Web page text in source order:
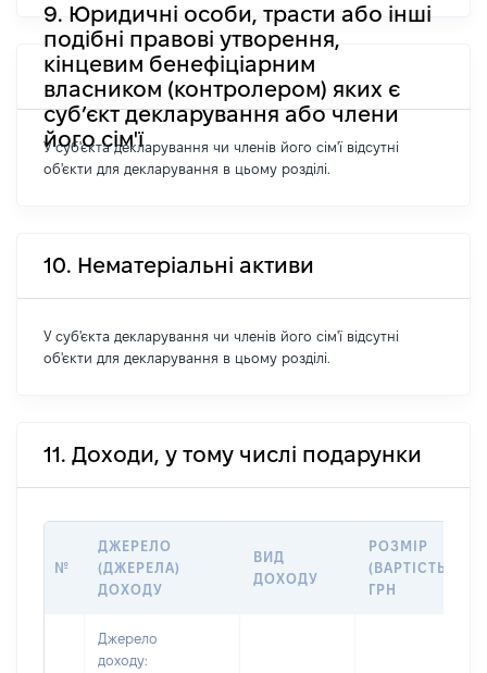
9. Юридичні особи, трасти або інші
подібні правові утворення,
кінцевим бенефіціарним
власником (контролером) яких є
суб’єкт декларування або члени
його сім'ї
У суб'єкта декларування чи членів його сім'ї відсутні
об'єкти для декларування в цьому розділі.
10. Нематеріальні активи
У суб'єкта декларування чи членів його сім'ї відсутні
об'єкти для декларування в цьому розділі.
11. Доходи, у тому числі подарунки
№
ДЖЕРЕЛО
(ДЖЕРЕЛА)
ДОХОДУ
ВИД
ДОХОДУ
РОЗМІР
(ВАРТІСТЬ),
ГРН
Джерело
доходу: